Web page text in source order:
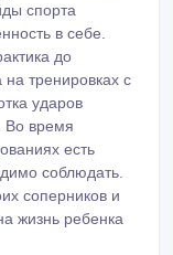
спорта
в себе.
до
тренировках с
ударов
Во время
есть
соблюдать.
соперников и
жизнь ребенка